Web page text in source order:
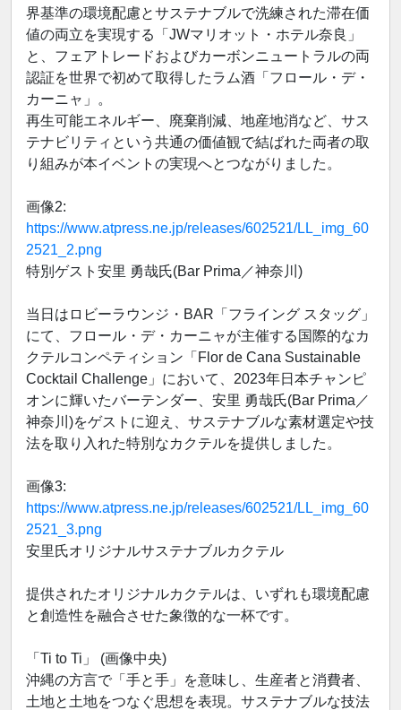
界基準の環境配慮とサステナブルで洗練された滞在価
値の両立を実現する「JWマリオット・ホテル奈良」
と、フェアトレードおよびカーボンニュートラルの両
認証を世界で初めて取得したラム酒「フロール・デ・
カーニャ」。
再生可能エネルギー、廃棄削減、地産地消など、サス
テナビリティという共通の価値観で結ばれた両者の取
り組みが本イベントの実現へとつながりました。
画像2:
https://www.atpress.ne.jp/releases/602521/LL_img_60
2521_2.png
特別ゲスト安里 勇哉氏(Bar Prima／神奈川)
当日はロビーラウンジ・BAR「フライング スタッグ」
にて、フロール・デ・カーニャが主催する国際的なカ
クテルコンペティション「Flor de Cana Sustainable
Cocktail Challenge」において、2023年日本チャンピ
オンに輝いたバーテンダー、安里 勇哉氏(Bar Prima／
神奈川)をゲストに迎え、サステナブルな素材選定や技
法を取り入れた特別なカクテルを提供しました。
画像3:
https://www.atpress.ne.jp/releases/602521/LL_img_60
2521_3.png
安里氏オリジナルサステナブルカクテル
提供されたオリジナルカクテルは、いずれも環境配慮
と創造性を融合させた象徴的な一杯です。
「Ti to Ti」 (画像中央)
沖縄の方言で「手と手」を意味し、生産者と消費者、
土地と土地をつなぐ思想を表現。サステナブルな技法